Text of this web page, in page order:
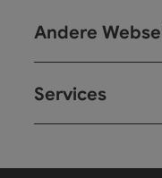
Andere
Services